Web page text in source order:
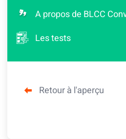
A propos de BLCC
Les tests
Retour à l'aperçu